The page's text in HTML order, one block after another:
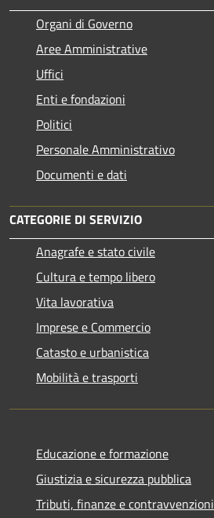
Organi di Governo
Aree Amministrative
Uffici
Enti e fondazioni
Politici
Personale Amministrativo
Documenti e dati
CATEGORIE DI SERVIZIO
Anagrafe e stato civile
Cultura e tempo libero
Vita lavorativa
Imprese e Commercio
Catasto e urbanistica
Mobilità e trasporti
Educazione e formazione
Giustizia e sicurezza pubblica
Tributi, finanze e contravvenzioni